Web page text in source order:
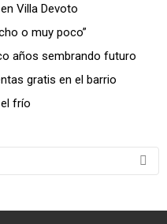
Villa Devoto
o muy poco”
años sembrando futuro
gratis en el barrio
frío